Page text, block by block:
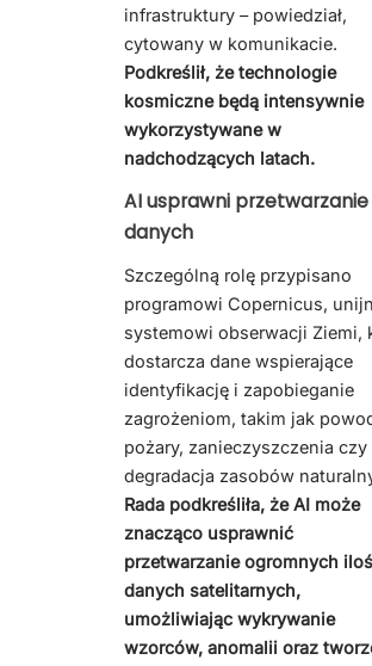
infrastruktury – powiedział,
cytowany w komunikacie.
Podkreślił, że technologie
kosmiczne będą intensywnie
wykorzystywane w
nadchodzących latach.
AI usprawni przetwarzanie
danych
Szczególną rolę przypisano
programowi Copernicus,
systemowi obserwacji Ziemi,
dostarcza dane wspierające
identyfikację i zapobieganie
zagrożeniom, takim jak
pożary, zanieczyszczenia czy
degradacja zasobów
Rada podkreśliła, że AI może
znacząco usprawnić
przetwarzanie ogromnych
danych satelitarnych,
umożliwiając wykrywanie
wzorców, anomalii oraz